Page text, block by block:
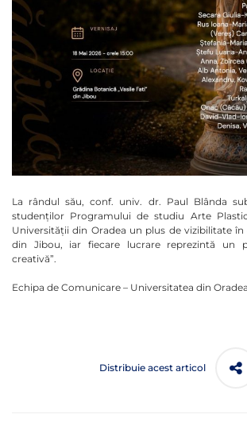
La rândul său, conf. univ. dr. Paul Blânda
studenților Programului de studiu Arte
Universității din Oradea un plus de vizibilitate
din Jibou, iar fiecare lucrare reprezintă un
creativă”.
Echipa de Comunicare – Universitatea din Oradea
Distribuie acest articol